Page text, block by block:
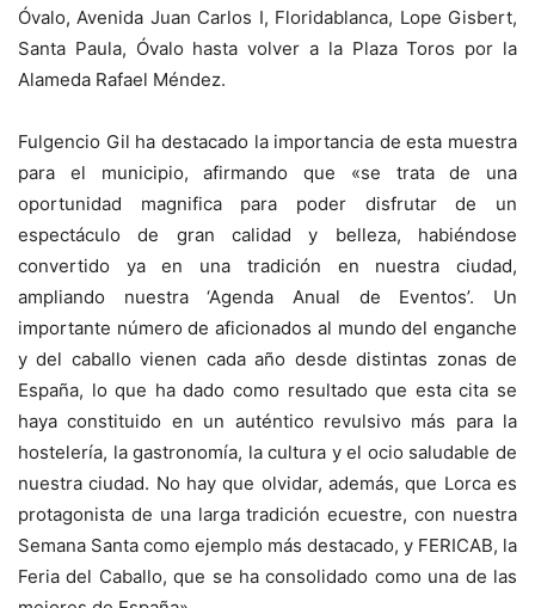
Óvalo, Avenida Juan Carlos I, Floridablanca, Lope Gisbert,
Santa Paula, Óvalo hasta volver a la Plaza Toros por la
Alameda Rafael Méndez.
Fulgencio Gil ha destacado la importancia de esta muestra
para el municipio, afirmando que «se trata de una
oportunidad magnifica para poder disfrutar de un
espectáculo de gran calidad y belleza, habiéndose
convertido ya en una tradición en nuestra ciudad,
ampliando nuestra ‘Agenda Anual de Eventos’. Un
importante número de aficionados al mundo del enganche
y del caballo vienen cada año desde distintas zonas de
España, lo que ha dado como resultado que esta cita se
haya constituido en un auténtico revulsivo más para la
hostelería, la gastronomía, la cultura y el ocio saludable de
nuestra ciudad. No hay que olvidar, además, que Lorca es
protagonista de una larga tradición ecuestre, con nuestra
Semana Santa como ejemplo más destacado, y FERICAB, la
Feria del Caballo, que se ha consolidado como una de las